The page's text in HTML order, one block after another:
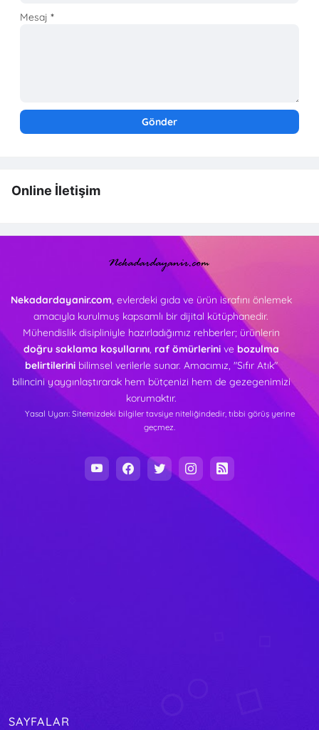
Mesaj*
Online İletişim
Nekadardayanir.com, evlerdeki gıda ve ürün israfını önlemek
amacıyla kurulmuş kapsamlı bir dijital kütüphanedir.
Mühendislik disipliniyle hazırladığımız rehberler; ürünlerin
doğru saklama koşullarını, raf ömürlerinive bozulma
belirtilerinibilimsel verilerle sunar. Amacımız, "Sıfır Atık"
bilincini yaygınlaştırarak hem bütçenizi hem de gezegenimizi
korumaktır.
Yasal Uyarı: Sitemizdeki bilgiler tavsiye niteliğindedir, tıbbi görüş yerine
geçmez.
SAYFALAR